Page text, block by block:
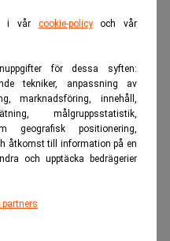
i vår cookie-policyoch vår
för dessa syften:
tekniker, anpassning av
marknadsföring, innehåll,
målgruppsstatistik,
geografisk positionering,
åtkomst till information på en
och upptäcka bedrägerier
partners
och kontroll till Alecta